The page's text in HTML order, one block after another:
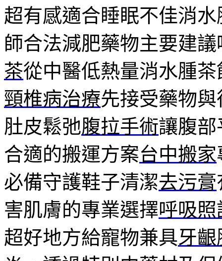
超有感適合睡眠不佳消
師合法減肥藥物主要建
茶從中醫低熱量消水腫
頸椎病治療先接受藥物
肚皮鬆弛腹拉手術讓腹
合適的搬運方案台中搬家
必備守護鞋子清潔去污膏
害肌膚的專業選擇呼吸照
超好地方給寵物兼具牙